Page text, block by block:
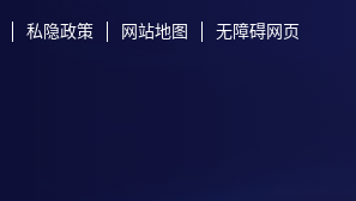
私隐政策 网站地图 无障碍网页